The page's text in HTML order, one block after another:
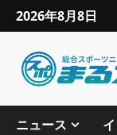
2026年8月8日
ニュース